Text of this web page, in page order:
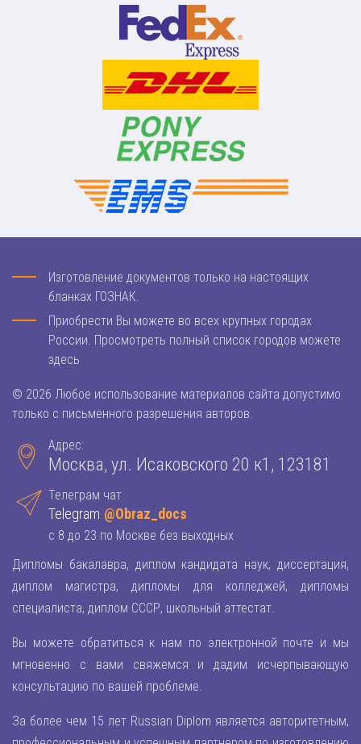
Изготовление документов только на настоящих
бланках ГОЗНАК.
Приобрести Вы можете во всех крупных городах
России. Просмотреть полный список городов можете
здесь
© 2026 Любое использование материалов сайта допустимо
только с письменного разрешения авторов.
Адрес:
Москва, ул. Исаковского 20 к1, 123181
Телеграм чат
Telegram @Obraz_docs
с 8 до 23 по Москве без выходных
Дипломы бакалавра, диплом кандидата наук, диссертация,
диплом магистра, дипломы для колледжей, дипломы
специалиста, диплом СССР, школьный аттестат.
Вы можете обратиться к нам по электронной почте и мы
мгновенно с вами свяжемся и дадим исчерпывающую
консультацию по вашей проблеме.
За более чем 15 лет Russian Diplom является авторитетным,